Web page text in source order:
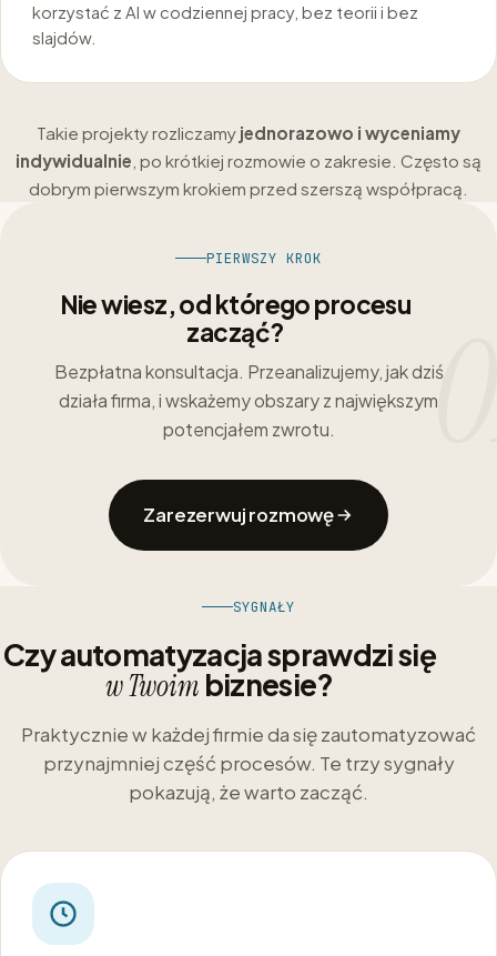
korzystać z AI w codziennej pracy, bez teorii i bez
slajdów.
Takie projekty rozliczamy jednorazowo i wyceniamy
indywidualnie , po krótkiej rozmowie o zakresie. Często są
dobrym pierwszym krokiem przed szerszą współpracą.
PIERWSZY KROK
Nie wiesz, od którego procesu
zacząć?
Bezpłatna konsultacja. Przeanalizujemy, jak dziś
działa firma, i wskażemy obszary z największym
potencjałem zwrotu.
Zarezerwuj rozmowę
SYGNAŁY
Czy automatyzacja sprawdzi się
w Twoim biznesie?
Praktycznie w każdej firmie da się zautomatyzować
przynajmniej część procesów. Te trzy sygnały
pokazują, że warto zacząć.